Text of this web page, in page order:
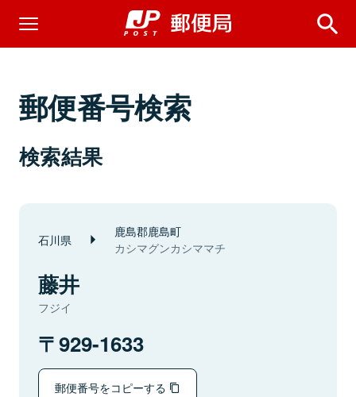
郵便番号検索
検索結果
石川県 鹿島郡鹿島町
カシマグンカシママチ
藤井
フジイ
929-1633
郵便番号をコピーする